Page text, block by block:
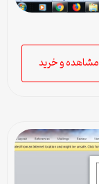
مشاهده و خرید